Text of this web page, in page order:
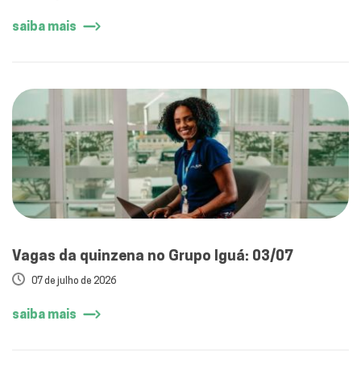
saiba mais
Vagas da quinzena no Grupo Iguá: 03/07
07 de julho de 2026
saiba mais